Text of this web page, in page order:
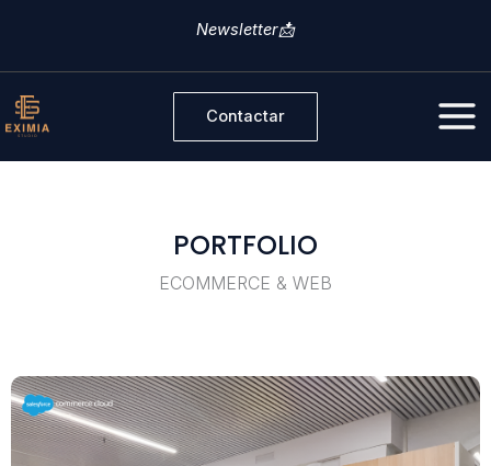
contenido
Newsletter📩
Contactar
PORTFOLIO
ECOMMERCE & WEB